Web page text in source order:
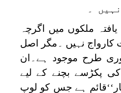
۔
ملکوں میں اگرچہ
نہیں ۔مگر اصل
طرح موجود ہے۔ان
پکڑسے بچنے کے لیے
ہے جس کو لوپ